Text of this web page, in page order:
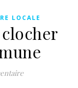
LOCALE